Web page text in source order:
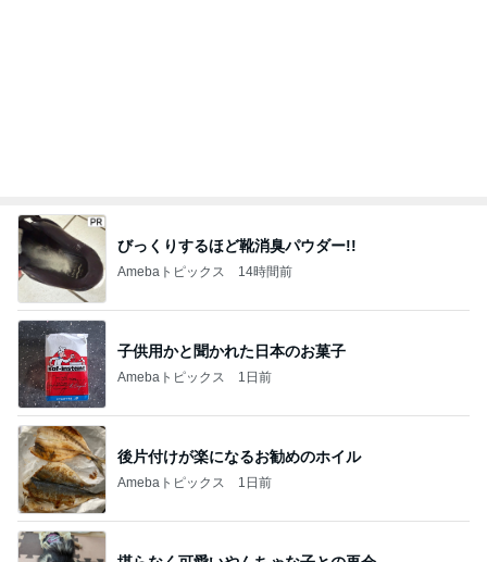
びっくりするほど靴消臭パウダー!!
Amebaトピックス 14時間前
子供用かと聞かれた日本のお菓子
Amebaトピックス 1日前
後片付けが楽になるお勧めのホイル
Amebaトピックス 1日前